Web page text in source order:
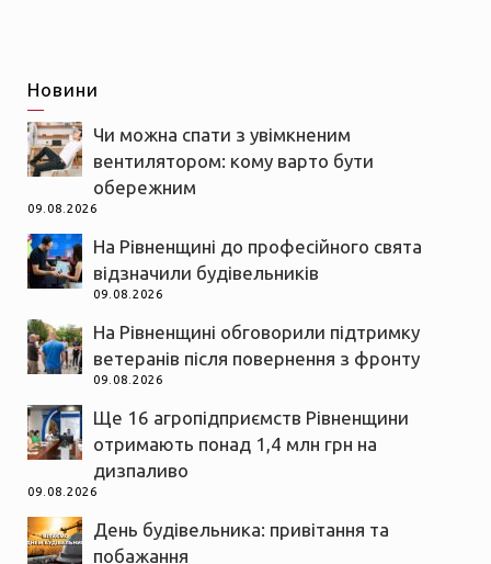
Новини
Чи можна спати з увімкненим
вентилятором: кому варто бути
обережним
09.08.2026
На Рівненщині до професійного свята
відзначили будівельників
09.08.2026
На Рівненщині обговорили підтримку
ветеранів після повернення з фронту
09.08.2026
Ще 16 агропідприємств Рівненщини
отримають понад 1,4 млн грн на
дизпаливо
09.08.2026
День будівельника: привітання та
побажання